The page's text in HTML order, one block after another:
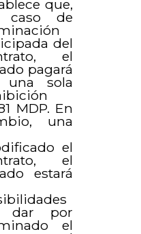
que,
caso de
del
el
pagará
una sola
MDP. En
una
el
el
estará
dar por
el